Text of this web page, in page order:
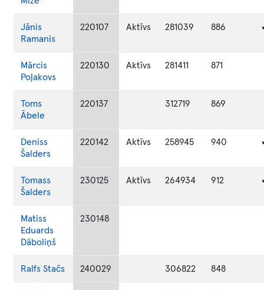
Jānis
Ramanis
220107 Aktīvs 281039 886
Mārcis
Poļakovs
220130 Aktīvs 281411 871
Toms
Ābele
220137 312719 869
Deniss
Šalders
220142 Aktīvs 258945 940
Tomass
Šalders
230125 Aktīvs 264934 912
Matiss
Eduards
Dāboliņš
230148
Ralfs Stačs 240029 306822 848